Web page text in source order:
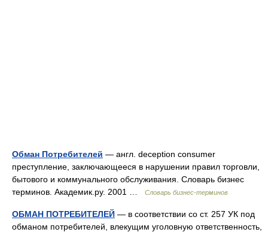
Обман Потребителей — англ. deception consumer
преступление, заключающееся в нарушении правил торговли,
бытового и коммунального обслуживания. Словарь бизнес
терминов. Академик.ру. 2001 …
Словарь бизнес-терминов
ОБМАН ПОТРЕБИТЕЛЕЙ — в соответствии со ст. 257 УК под
обманом потребителей, влекущим уголовную ответственность,